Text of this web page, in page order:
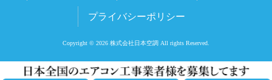
2025年2月
2025年1月
プライバシーポリシー
Copyright © 2026 株式会社日本空調 All rights Reserved.